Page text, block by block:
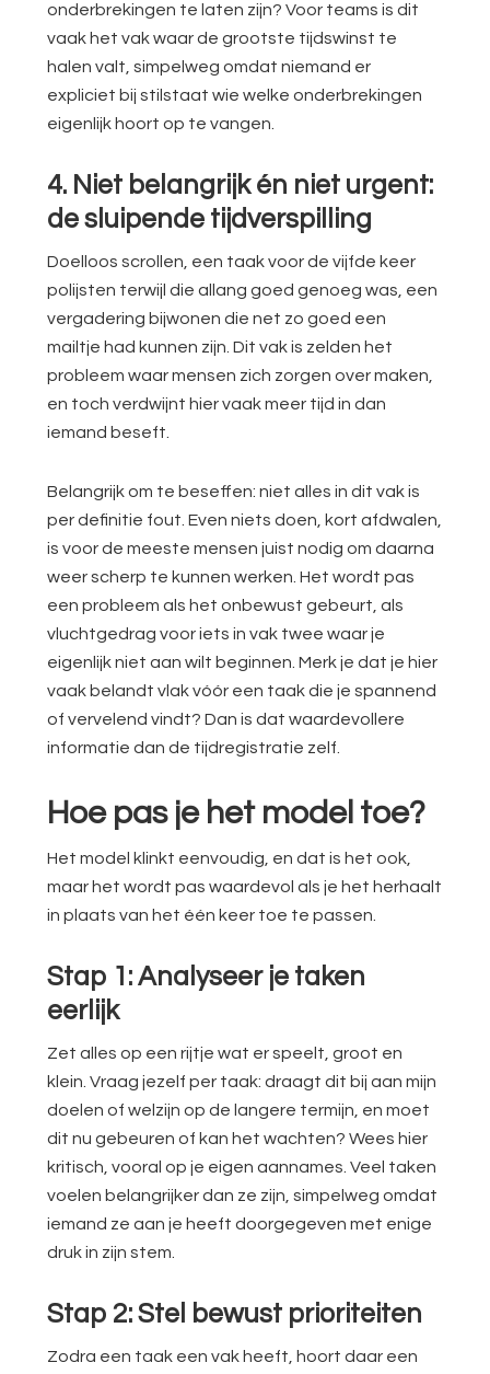
onderbrekingen te laten zijn? Voor teams is dit
vaak het vak waar de grootste tijdswinst te
halen valt, simpelweg omdat niemand er
expliciet bij stilstaat wie welke onderbrekingen
eigenlijk hoort op te vangen.
4. Niet belangrijk én niet urgent:
de sluipende tijdverspilling
Doelloos scrollen, een taak voor de vijfde keer
polijsten terwijl die allang goed genoeg was, een
vergadering bijwonen die net zo goed een
mailtje had kunnen zijn. Dit vak is zelden het
probleem waar mensen zich zorgen over maken,
en toch verdwijnt hier vaak meer tijd in dan
iemand beseft.
Belangrijk om te beseffen: niet alles in dit vak is
per definitie fout. Even niets doen, kort afdwalen,
is voor de meeste mensen juist nodig om daarna
weer scherp te kunnen werken. Het wordt pas
een probleem als het onbewust gebeurt, als
vluchtgedrag voor iets in vak twee waar je
eigenlijk niet aan wilt beginnen. Merk je dat je hier
vaak belandt vlak vóór een taak die je spannend
of vervelend vindt? Dan is dat waardevollere
informatie dan de tijdregistratie zelf.
Hoe pas je het model toe?
Het model klinkt eenvoudig, en dat is het ook,
maar het wordt pas waardevol als je het herhaalt
in plaats van het één keer toe te passen.
Stap 1: Analyseer je taken
eerlijk
Zet alles op een rijtje wat er speelt, groot en
klein. Vraag jezelf per taak: draagt dit bij aan mijn
doelen of welzijn op de langere termijn, en moet
dit nu gebeuren of kan het wachten? Wees hier
kritisch, vooral op je eigen aannames. Veel taken
voelen belangrijker dan ze zijn, simpelweg omdat
iemand ze aan je heeft doorgegeven met enige
druk in zijn stem.
Stap 2: Stel bewust prioriteiten
Zodra een taak een vak heeft, hoort daar een